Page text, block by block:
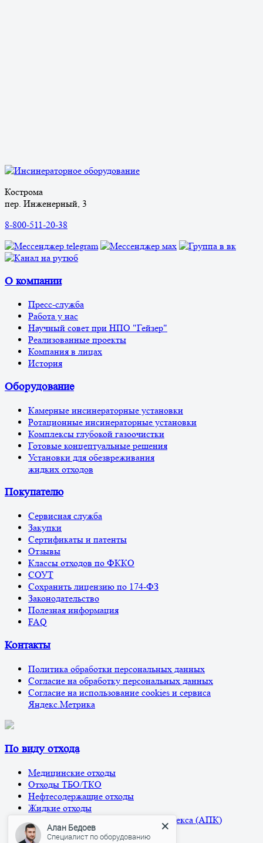
Кострома
пер. Инженерный, 3
8-800-511-20-38
О компании
Пресс-служба
Работа у нас
Научный совет при НПО "Гейзер"
Реализованные проекты
Компания в лицах
История
Оборудование
Камерные инсинераторные установки
Ротационные инсинераторные установки
Комплексы глубокой газоочистки
Готовые концептуальные решения
Установки для обезвреживания
жидких отходов
Покупателю
Сервисная служба
Закупки
Сертификаты и патенты
Отзывы
Классы отходов по ФККО
СОУТ
Сохранить лицензию по 174-ФЗ
Законодательство
Полезная информация
FAQ
Контакты
Политика обработки персональных данных
Согласие на обработку персональных данных
Согласие на использование cookies и сервиса
Яндекс.Метрика
По виду отхода
Медицинские отходы
Отходы ТБО/ТКО
Нефтесодержащие отходы
Жидкие отходы
Отходы агро-промышленного комплекса (АПК)
Прочие отходы
Алан Бедоев
Специалист по оборудованию